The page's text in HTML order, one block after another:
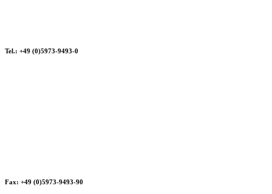
Tel.: +49 (0)5973-9493-0
Fax: +49 (0)5973-9493-90